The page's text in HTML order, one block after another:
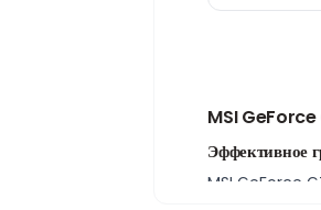
MSI GeForce
Эффективное
MSI GeForce